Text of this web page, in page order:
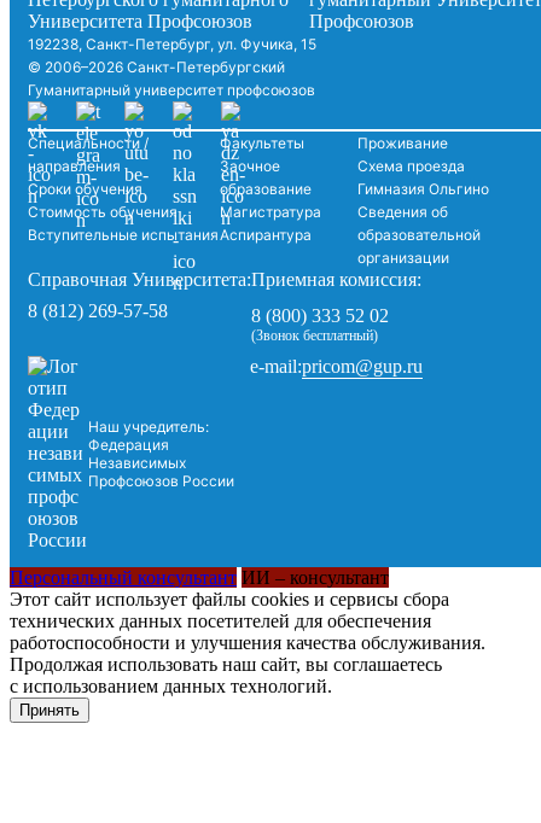
192238, Санкт-Петербург, ул. Фучика, 15
© 2006–2026 Санкт-Петербургский
Гуманитарный университет профсоюзов
Специальности /
направления
Сроки обучения
Стоимость обучения
Вступительные испытания
Факультеты
Заочное
образование
Магистратура
Аспирантура
Проживание
Схема проезда
Гимназия Ольгино
Сведения об
образовательной
организации
Справочная Университета:
8 (812) 269-57-58
Приемная комиссия:
8 (800) 333 52 02
(Звонок бесплатный)
Наш учредитель:
Федерация
Независимых
Профсоюзов России
e-mail:pricom@gup.ru
Персональный консультант ИИ – консультант
Этот сайт использует файлы cookies и сервисы сбора
технических данных посетителей для обеспечения
работоспособности и улучшения качества обслуживания.
Продолжая использовать наш сайт, вы соглашаетесь
с использованием данных технологий.
Принять